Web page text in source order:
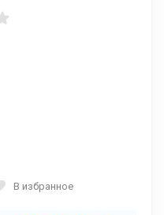
В избранное